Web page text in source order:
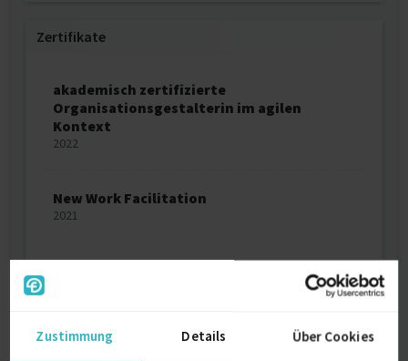
Zustimmung Details Über Cookies
Zertifikate
akademisch zertifizierte
Organisationsgestalterin im agilen
Kontext
2022
New Work Facilitation
2021
Über mich
Mit viel Wertschätzung, Herzlichkeit und